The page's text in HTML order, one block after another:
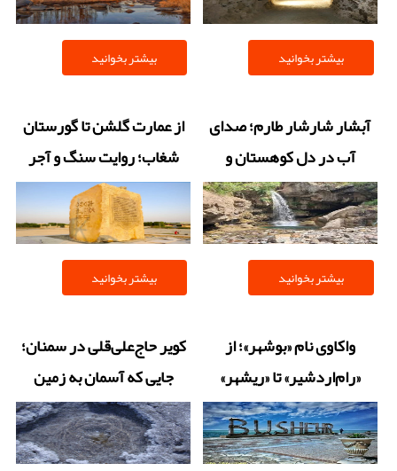
بیشتر بخوانید بیشتر بخوانید
آبشار شارشار طارم؛ صدای
آب در دل کوهستان و
تجربه‌ای از طراوت بی‌پایان
بیشتر بخوانید
از عمارت گلشن تا گورستان
شغاب؛ روایت سنگ و آجر
بیشتر بخوانید
واکاوی نام «بوشهر»؛ از
«رام‌اردشیر» تا «ریشهر»
کویر حاج‌علی‌قلی در سمنان؛
جایی که آسمان به زمین
نزدیک می‌شود